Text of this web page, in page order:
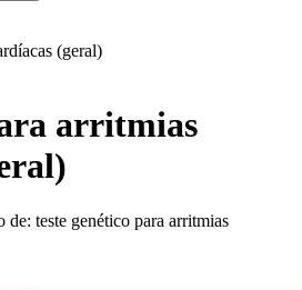
(geral)
arritmias
de: teste genético para arritmias